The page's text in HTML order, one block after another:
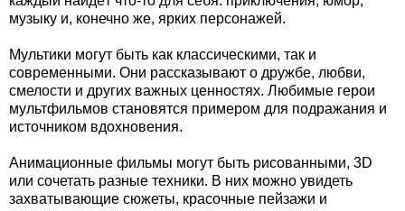
музыку и, конечно же, ярких персонажей.
Мультики могут быть как классическими, так и
современными. Они рассказывают о дружбе, любви,
смелости и других важных ценностях. Любимые герои
мультфильмов становятся примером для подражания и
источником вдохновения.
Анимационные фильмы могут быть рисованными, 3D
или сочетать разные техники. В них можно увидеть
захватывающие сюжеты, красочные пейзажи и